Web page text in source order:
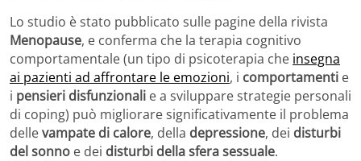
Lo studio è stato pubblicato sulle pagine della rivista
Menopause, e conferma che la terapia cognitivo
comportamentale (un tipo di psicoterapia che insegna
ai pazienti ad affrontare le emozioni, i comportamenti e
i pensieri disfunzionali e a sviluppare strategie personali
di coping) può migliorare significativamente il problema
dellevampate di calore, della depressione, dei disturbi
del sonno e dei disturbi della sfera sessuale.